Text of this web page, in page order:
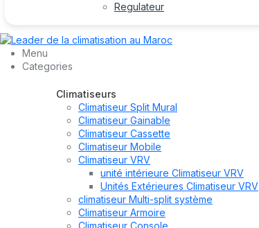
Regulateur
Menu
Categories
Climatiseurs
Climatiseur Split Mural
Climatiseur Gainable
Climatiseur Cassette
Climatiseur Mobile
Climatiseur VRV
unité intérieure Climatiseur VRV
Unités Extérieures Climatiseur VRV
climatiseur Multi-split système
Climatiseur Armoire
Climatiseur Console